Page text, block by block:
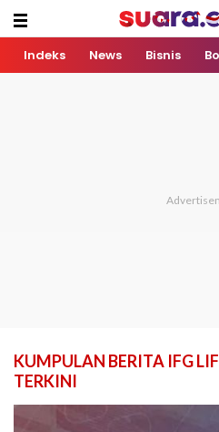
Indeks News Bisnis
KUMPULAN BERITA IFG
TERKINI